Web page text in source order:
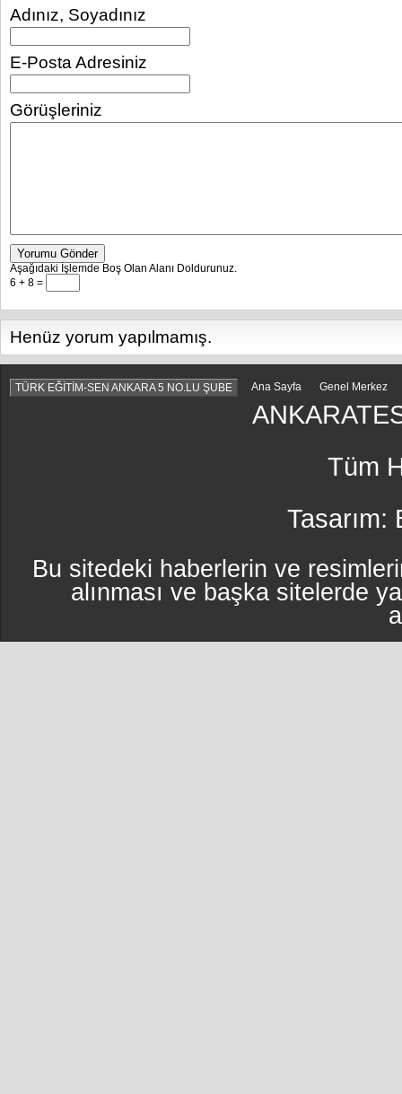
Adınız, Soyadınız
E-Posta Adresiniz
Görüşleriniz
Yorumu Gönder
Aşağıdaki İşlemde Boş Olan Alanı Doldurunuz.
6 + 8 =
Henüz yorum yapılmamış.
TÜRK EĞİTİM-SEN ANKARA 5 NO.LU ŞUBE Ana Sayfa Genel Merkez
Tüm
Tasarım:
Bu sitedeki haberlerin ve
alınması ve başka sitelerde